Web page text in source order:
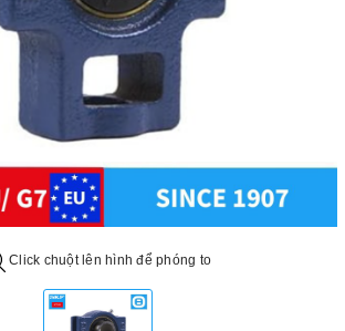
Click chuột lên hình để phóng to